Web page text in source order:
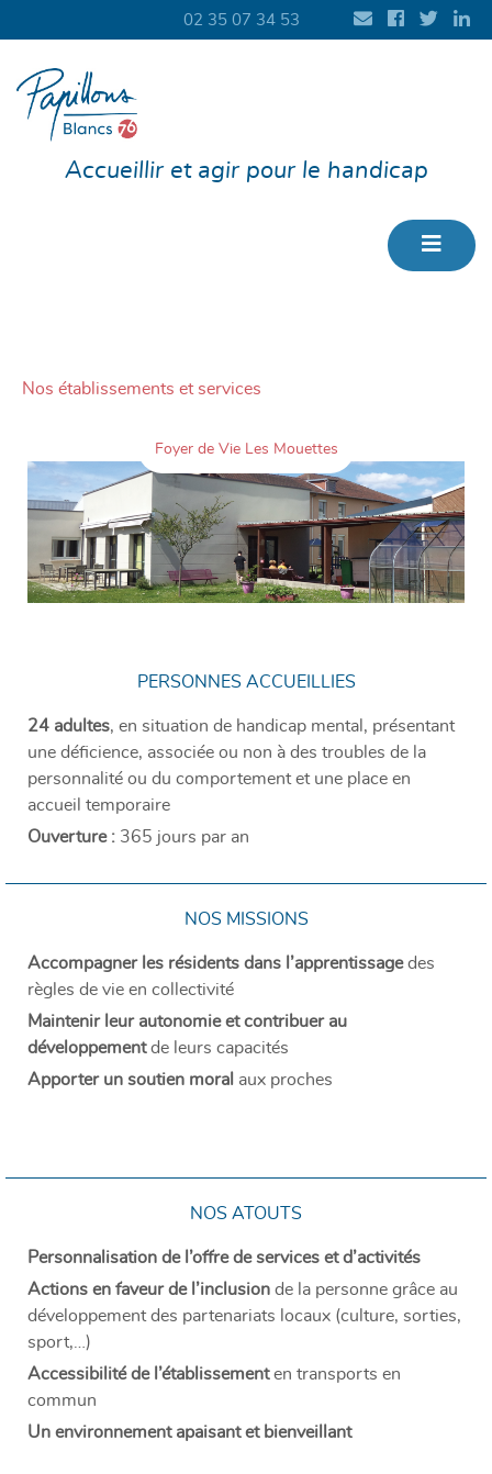
02 35 07 34 53
Accueillir et agir pour le handicap
Nos établissements et services
Foyer de Vie Les Mouettes
PERSONNES ACCUEILLIES
24 adultes, en situation de handicap mental, présentant
une déficience, associée ou non à des troubles de la
personnalité ou du comportement et une place en
accueil temporaire
Ouverture : 365 jours par an
NOS MISSIONS
Accompagner les résidents dans l’apprentissagedes
règles de vie en collectivité
Maintenir leur autonomie et contribuer au
développementde leurs capacités
Apporter un soutien moral aux proches
NOS ATOUTS
Personnalisation de l’offre de services et d’activités
Actions en faveur de l’inclusion de la personne grâce au
développement des partenariats locaux (culture, sorties,
sport,…)
Accessibilité de l’établissementen transports en
commun
Un environnement apaisant et bienveillant